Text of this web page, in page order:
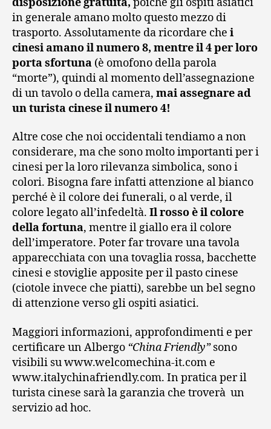
in generale amano molto questo mezzo di
trasporto. Assolutamente da ricordare che i
cinesi amano il numero 8, mentre il 4 per loro
porta sfortuna (è omofono della parola
“morte”), quindi al momento dell’assegnazione
di un tavolo o della camera, mai assegnare ad
un turista cinese il numero 4!
Altre cose che noi occidentali tendiamo a non
considerare, ma che sono molto importanti per i
cinesi per la loro rilevanza simbolica, sono i
colori. Bisogna fare infatti attenzione al bianco
perché è il colore dei funerali, o al verde, il
colore legato all’infedeltà. Il rosso è il colore
della fortuna, mentre il giallo era il colore
dell’imperatore. Poter far trovare una tavola
apparecchiata con una tovaglia rossa, bacchette
cinesi e stoviglie apposite per il pasto cinese
(ciotole invece che piatti), sarebbe un bel segno
di attenzione verso gli ospiti asiatici.
Maggiori informazioni, approfondimenti e per
certificare un Albergo “China Friendly”sono
visibili su www.welcomechina-it.com e
www.italychinafriendly.com. In pratica per il
turista cinese sarà la garanzia che troverà un
servizio ad hoc.